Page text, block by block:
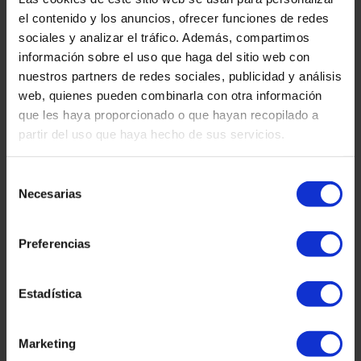
el contenido y los anuncios, ofrecer funciones de redes
sociales y analizar el tráfico. Además, compartimos
información sobre el uso que haga del sitio web con
nuestros partners de redes sociales, publicidad y análisis
web, quienes pueden combinarla con otra información
que les haya proporcionado o que hayan recopilado a
partir del uso que haya hecho de sus servicios.
Necesarias
Preferencias
Estadística
Marketing
MEHR LESEN "
martinez-admin27. Januar 2026
BAUERNHOF
Verspätete
Einkommensteuererklärungen: Was
passieren kann und wann das